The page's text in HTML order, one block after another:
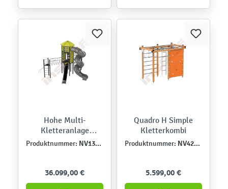
Hohe Multi-
Kletteranlage
1338MP-A, anthrazit
Produktnummer: NV1338MP-A
36.099,00 €
Quadro H Simple
Kletterkombi
Produktnummer: NV4266EPZ-A
5.599,00 €